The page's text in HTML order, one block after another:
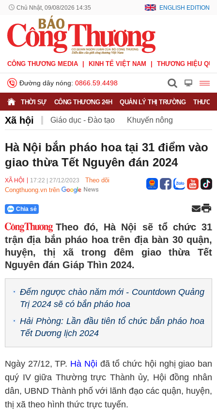
Chủ Nhật, 09/08/2026 14:35 ENGLISH EDITION
CÔNG THƯƠNG MEDIA KINH TẾ VIỆT NAM THƯƠNG HIỆU
Đường dây nóng: 0866.59.4498
THỜI SỰ CÔNG THƯƠNG 24H QUẢN LÝ THỊ TRƯỜNG
Xã hội Giáo dục - Đào tạo Khuyến nông
Phát triển bền vững Sức khỏe Việc làm
Hà Nội bắn pháo hoa tại 31 điểm vào
giao thừa Tết Nguyên đán 2024
XÃ HỘI 17:22 27/12/2023
Theo dõi
Congthuong.vn trên
Chia sẻ
Theo đó, Hà Nội sẽ tổ chức 31
trận địa bắn pháo hoa trên địa bàn 30 quận,
huyện, thị xã trong đêm giao thừa Tết
Nguyên đán Giáp Thìn 2024.
Đếm ngược chào năm mới - Countdown Quảng
Trị 2024 sẽ có bắn pháo hoa
Hải Phòng: Lần đầu tiên tổ chức bắn pháo hoa
Tết Dương lịch 2024
Ngày 27/12, TP. Hà Nội đã tổ chức hội nghị giao ban
quý IV giữa Thường trực Thành ủy, Hội đồng nhân
dân, UBND Thành phố với lãnh đạo các quận, huyện,
thị xã theo hình thức trực tuyến.